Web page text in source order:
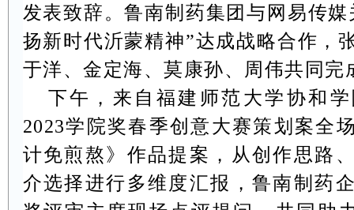
发表致辞。鲁南制药集团与网易传
扬新时代沂蒙精神”达成战略合作，
于洋、金定海、莫康孙、周伟共同完
下午，来自福建师范大学协和
2023学院奖春季创意大赛策划案
计免煎熬》作品提案，从创作思路
介选择进行多维度汇报，鲁南制药